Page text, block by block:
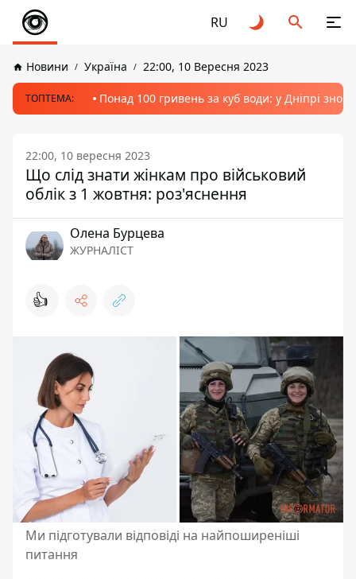
RU
Новини Україна 22:00, 10 Вересня 2023
ТОПТЕМА: Понад 100 гривень за куб води: у Дніпрі
22:00, 10 вересня 2023
Що слід знати жінкам про військовий
облік з 1 жовтня: роз'яснення
Олена Бурцева
ЖУРНАЛІСТ
👍
Ми підготували відповіді на найпоширеніші
питання